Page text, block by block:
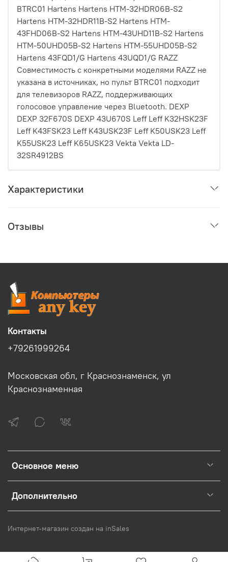
BTRC01 Hartens Hartens HTM-32HDR06B-S2
Hartens HTM-32HDR11B-S2 Hartens HTM-
43FHD06B-S2 Hartens HTM-43UHD11B-S2 Hartens
HTM-50UHD05B-S2 Hartens HTM-55UHD05B-S2
Hartens 43FQD1/G Hartens 43UQD1/G RAZZ
Совместимость с конкретными моделями RAZZ не
указана в источниках, но пульт BTRC01 подходит
для телевизоров RAZZ, поддерживающих
голосовое управление через Bluetooth. DEXP
DEXP 32F670S DEXP 43U670S Leff Leff K32HSK23F
Leff K43FSK23 Leff K43USK23F Leff K50USK23 Leff
K55USK23 Leff K65USK23 Vekta Vekta LD-
32SR4912BS
Характеристики
Отзывы
Основное меню
Дополнительно
Контакты
+79261999264
Московская обл, г Краснознаменск, ул
Краснознаменная
Интернет-магазин создан на inSales